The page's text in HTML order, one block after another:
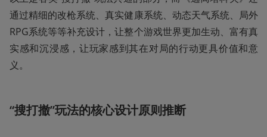
通过精细的改枪系统、真实健康系统、动态天气系统、局外
RPG系统等等补充设计，让整个游戏世界更加生动、富有真
实感和沉浸感，让玩家感到其在对局的行动更具价值和意
义。
“搜打撤”玩法的核心设计原则推断